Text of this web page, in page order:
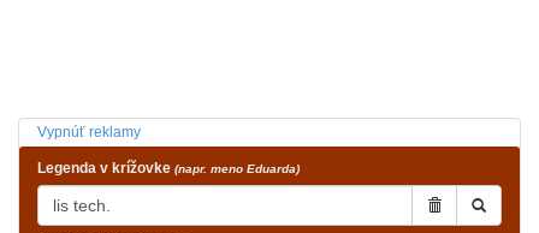
Vypnúť reklamy
Legenda v krížovke (napr. meno Eduarda)